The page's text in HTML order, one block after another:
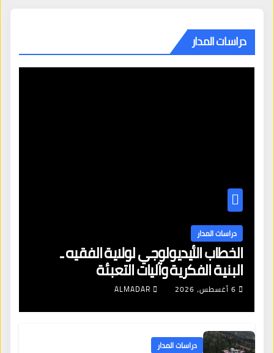
دراسات المدار
دراسات المدار
الخطاب الأيديولوجي لولاية الفقيه ـ
البنية الفكرية وآليات التعبئة
6 أغسطس، 2026 ALMADAR
دراسات المدار